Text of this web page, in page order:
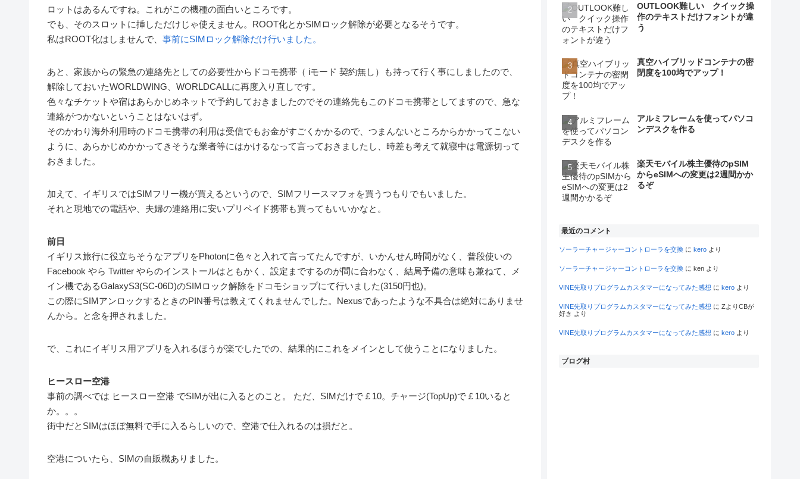
ロットはあるんですね。これがこの機種の面白いところです。
でも、そのスロットに挿しただけじゃ使えません。ROOT化とかSIMロック解除が必要となるそうです。
私はROOT化はしませんで、 事前にSIMロック解除だけ行いました。
あと、家族からの緊急の連絡先としての必要性からドコモ携帯（ iモード 契約無し）も持って行く事にしましたので、
解除しておいたWORLDWING、WORLDCALLに再度入り直しです。
色々なチケットや宿はあらかじめネットで予約しておきましたのでその連絡先もこのドコモ携帯としてますので、急な
連絡がつかないということはないはず。
そのかわり海外利用時のドコモ携帯の利用は受信でもお金がすごくかかるので、つまんないところからかかってこない
ように、あらかじめかかってきそうな業者等にはかけるなって言っておきましたし、時差も考えて就寝中は電源切って
おきました。
加えて、イギリスではSIMフリー機が買えるというので、SIMフリースマフォを買うつもりでもいました。
それと現地での電話や、夫婦の連絡用に安いプリペイド携帯も買ってもいいかなと。
前日
イギリス旅行に役立ちそうなアプリをPhotonに色々と入れて言ってたんですが、いかんせん時間がなく、普段使いの
Facebook やら Twitter やらのインストールはともかく、設定までするのが間に合わなく、結局予備の意味も兼ねて、メ
イン機であるGalaxyS3(SC-06D)のSIMロック解除をドコモショップにて行いました(3150円也)。
この際にSIMアンロックするときのPIN番号は教えてくれませんでした。Nexusであったような不具合は絶対にありませ
んから。と念を押されました。
で、これにイギリス用アプリを入れるほうが楽でしたでの、結果的にこれをメインとして使うことになりました。
ヒースロー空港
事前の調べでは ヒースロー空港 でSIMが出に入るとのこと。 ただ、SIMだけで￡10。チャージ(TopUp)で￡10いると
か。。。
街中だとSIMはほぼ無料で手に入るらしいので、空港で仕入れるのは損だと。
空港についたら、SIMの自販機ありました。
OUTLOOK難しい クイック操
作のテキストだけフォントが違
う
真空ハイブリッドコンテナの密
閉度を100均でアップ！
アルミフレームを使ってパソコ
ンデスクを作る
楽天モバイル株主優待のpSIM
からeSIMへの変更は2週間かか
るぞ
最近のコメント
ソーラーチャージャーコントローラを交換 に kero より
ソーラーチャージャーコントローラを交換 に ken より
VINE先取りプログラムカスタマーになってみた感想 に kero より
VINE先取りプログラムカスタマーになってみた感想 に ZよりCBが
好き より
VINE先取りプログラムカスタマーになってみた感想 に kero より
ブログ村